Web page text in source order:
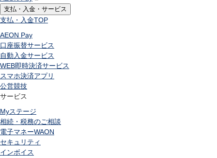
支払・入金・サービス
支払・入金TOP
AEON Pay
口座振替サービス
自動入金サービス
WEB即時決済サービス
スマホ決済アプリ
公営競技
サービス
Myステージ
相続・税務のご相談
電子マネーWAON
セキュリティ
インボイス